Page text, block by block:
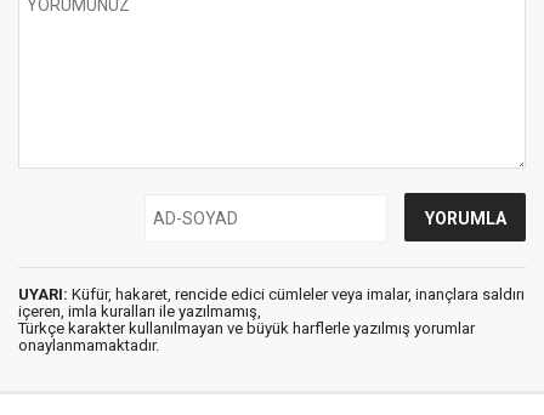
UYARI: Küfür, hakaret, rencide edici cümleler veya imalar, inançlara saldırı
içeren, imla kuralları ile yazılmamış,
Türkçe karakter kullanılmayan ve büyük harflerle yazılmış yorumlar
onaylanmamaktadır.